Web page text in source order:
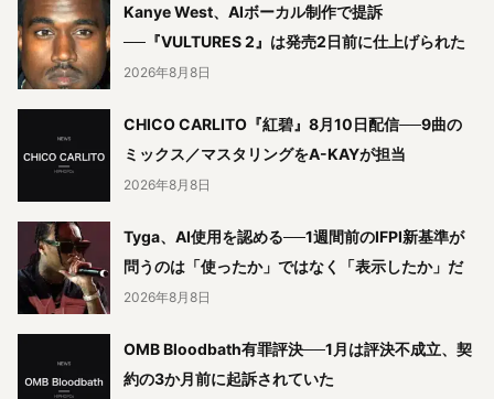
Kanye West、AIボーカル制作で提訴
──『VULTURES 2』は発売2日前に仕上げられた
2026年8月8日
CHICO CARLITO『紅碧』8月10日配信──9曲の
ミックス／マスタリングをA-KAYが担当
2026年8月8日
Tyga、AI使用を認める──1週間前のIFPI新基準が
問うのは「使ったか」ではなく「表示したか」だ
2026年8月8日
OMB Bloodbath有罪評決──1月は評決不成立、契
約の3か月前に起訴されていた